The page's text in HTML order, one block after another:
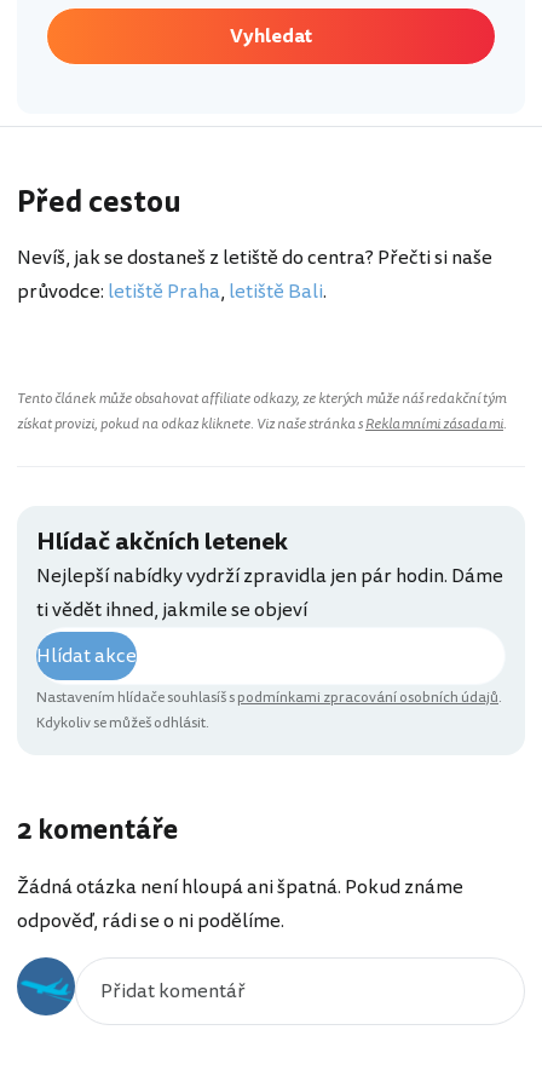
Vyhledat
Před cestou
Nevíš, jak se dostaneš z letiště do centra? Přečti si naše
průvodce: letiště Praha, letiště Bali.
Tento článek může obsahovat affiliate odkazy, ze kterých může náš redakční tým
získat provizi, pokud na odkaz kliknete. Viz naše stránka sReklamními zásadami.
Hlídač akčních letenek
Nejlepší nabídky vydrží zpravidla jen pár hodin. Dáme
ti vědět ihned, jakmile se objeví
Hlídat akce
Nastavením hlídače souhlasíš spodmínkami zpracování osobních údajů.
Kdykoliv se můžeš odhlásit.
2 komentáře
Žádná otázka není hloupá ani špatná. Pokud známe
odpověď, rádi se o ni podělíme.